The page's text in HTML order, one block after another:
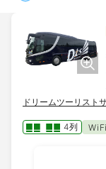
ドリームツーリスト
4列 WiFi